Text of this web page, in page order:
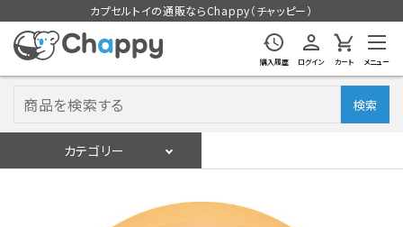
カプセルトイの通販ならChappy（チャッピー）
購入履歴 ログイン カート メニュー
検索
カテゴリー